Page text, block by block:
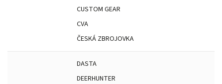
CUSTOM GEAR
CVA
ČESKÁ ZBROJOVKA
DASTA
DEERHUNTER